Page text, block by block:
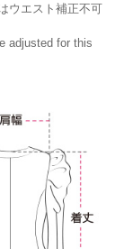
ウエスト補正不可
adjusted for this